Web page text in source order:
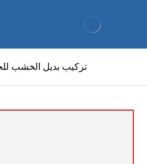
تركيب بديل الخشب